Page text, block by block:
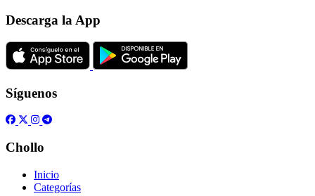
Descarga la App
Síguenos
Chollo
Inicio
Categorías